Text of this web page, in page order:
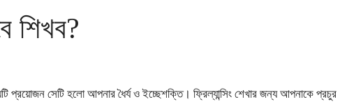
শিখব?
প্রয়োজন সেটি হলো আপনার ধৈর্য ও ইচ্ছেশক্তি। ফ্রিল্যান্সিং শেখার জন্য আপনাকে প্রচুর